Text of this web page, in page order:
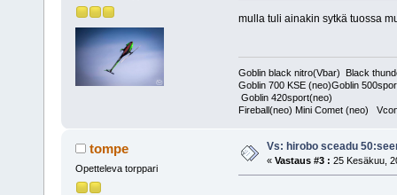
mulla tuli ainakin sytkä tuossa
Goblin black nitro(Vbar) Black
Goblin 700 KSE (neo)Goblin
Goblin 420sport(neo)
Fireball(neo) Mini Comet (neo)
tompe
Opetteleva torppari
Vs: hirobo sceadu
« Vastaus #3 : 25 Kesäkuu,